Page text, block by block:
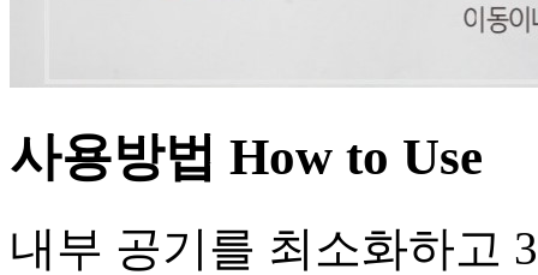
사용방법 How to Use
내부 공기를 최소화하고